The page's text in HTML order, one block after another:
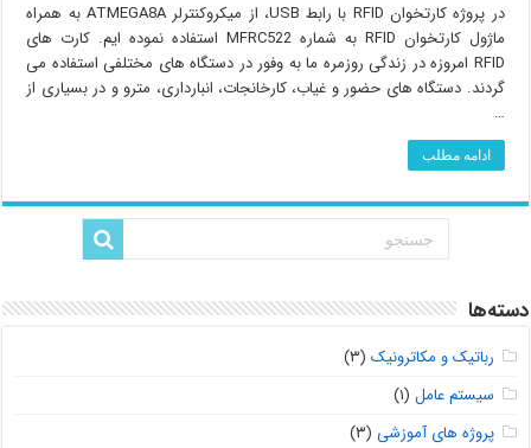
در پروژه کارتخوان RFID با رابط USB، از میکروکنترلر ATMEGA8A به همراه
ماژول کارتخوان RFID به شماره MFRC522 استفاده نموده ایم. کارت های
RFID امروزه در زندگی روزمره ما به وفور در دستگاه های مختلفی استفاده می
گردند. دستگاه های حضور و غیاب، کارخانجات، انبارداری، مترو و در بسیاری از
…
ادامه مطلب
دسته‌ها
رباتیک و مکاترونیک (۳)
سیستم عامل (۱)
پروژه های آموزشی (۳)